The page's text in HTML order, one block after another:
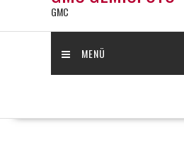
GMC
MENÜ